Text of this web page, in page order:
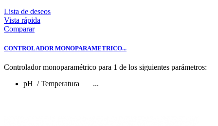
Lista de deseos
Vista rápida
Comparar
CONTROLADOR MONOPARAMETRICO...
Controlador monoparamétrico para 1 de los siguientes parámetros:
pH / Temperatura ...